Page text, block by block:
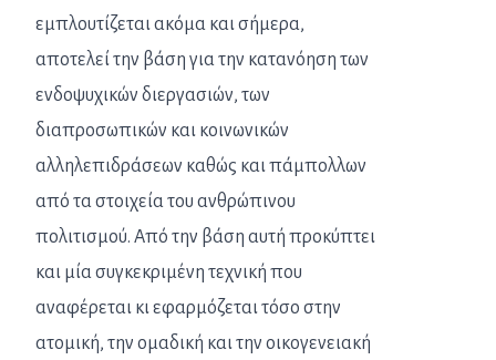
εμπλουτίζεται ακόμα και σήμερα,
αποτελεί την βάση για την κατανόηση των
ενδοψυχικών διεργασιών, των
διαπροσωπικών και κοινωνικών
αλληλεπιδράσεων καθώς και πάμπολλων
από τα στοιχεία του ανθρώπινου
πολιτισμού. Από την βάση αυτή προκύπτει
και μία συγκεκριμένη τεχνική που
αναφέρεται κι εφαρμόζεται τόσο στην
ατομική, την ομαδική και την οικογενειακή